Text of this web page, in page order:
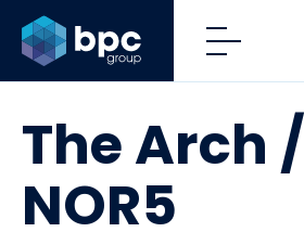
The Arch /
NOR5